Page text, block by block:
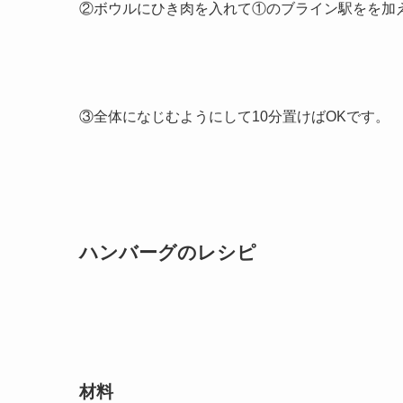
②ボウルにひき肉を入れて①のブライン駅をを加
③全体になじむようにして10分置けばOKです。
ハンバーグのレシピ
材料